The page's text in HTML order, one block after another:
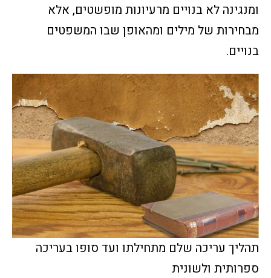
ומנגינה לא בנויים מרעיונות מופשטים, אלא
מבחירות של מילים ומהאופן שבו המשפטים
בנויים.
תהליך עריכה שלם מתחילתו ועד סופו בעריכה
ספרותית ולשונית